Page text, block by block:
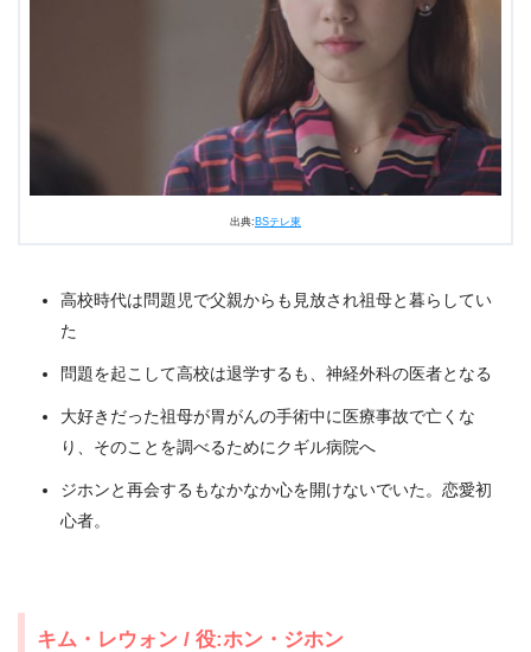
出典: BSテレ東
高校時代は問題児で父親からも見放され祖母と暮らしてい
た
問題を起こして高校は退学するも、神経外科の医者となる
大好きだった祖母が胃がんの手術中に医療事故で亡くな
り、そのことを調べるためにクギル病院へ
ジホンと再会するもなかなか心を開けないでいた。恋愛初
心者。
キム・レウォン / 役:ホン・ジホン